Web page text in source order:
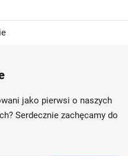
doradcy
jako pierwsi o naszych
Serdecznie zachęcamy do